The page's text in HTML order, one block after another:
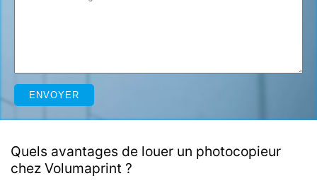
Quels avantages de louer un photocopieur
chez Volumaprint ?